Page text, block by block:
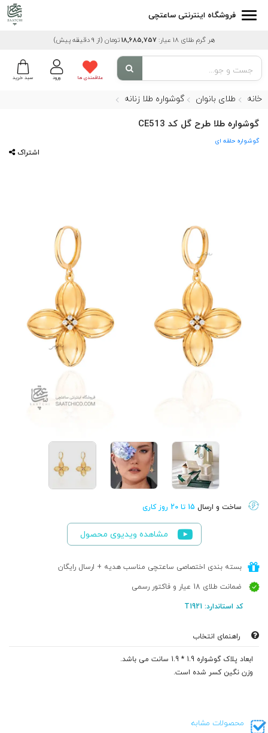
فروشگاه اینترنتی ساعتچی
هر گرم طلای 18 عیار: 18,685,757تومان (از 9 دقیقه پیش)
سبد خرید ورود علاقمندی ها
خانه طلای بانوان گوشواره طلا زنانه
گوشواره طلا طرح گل کد CE513
گوشواره حلقه ای
اشتراک
ساخت و ارسال 15 تا 20 روز کاری
مشاهده ویدیوی محصول
بسته بندی اختصاصی ساعتچی مناسب هدیه + ارسال رایگان
ضمانت طلای 18 عیار و فاکتور رسمی
کد استاندارد: T1921
راهنمای انتخاب
ابعاد پلاک گوشواره 1.9 * 1.9 سانت می باشد.
وزن نگین کسر شده است.
محصولات مشابه